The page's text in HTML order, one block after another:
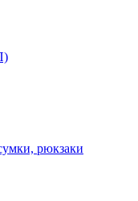
рюкзаки